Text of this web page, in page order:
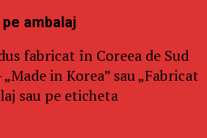
ambalaj
fabricat în Coreea de Sud
in Korea” sau „Fabricat
sau pe eticheta